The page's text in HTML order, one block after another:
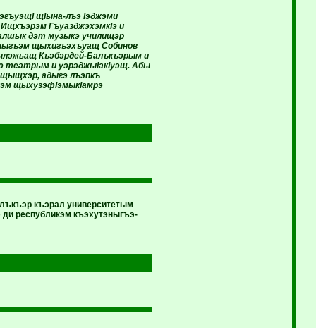
щIына-лъэ Iэджэми
ГъуазджэхэмкIэ и
дэт музыкэ училищэр
щыхигъэхъуащ Собинов
Къэбэрдей-Балъкъэрым и
театрым и уэрэджыIакIуэщ. Абы
адыгэ лъэпкъ
щыхузэфIэмыкIамрэ
къэрал университетым
республикэм къэхутэныгъэ-